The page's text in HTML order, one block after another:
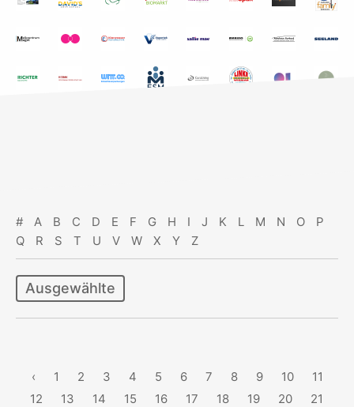
# A B C D E F G H I J K L M N O
P
Q
R S T U V W X Y Z
Ausgewählte
‹ 1 2 3 4 5 6 7 8 9 10
11
12
13 14 15 16 17 18 19 20
21